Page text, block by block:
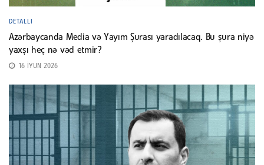
DETALLI
Azərbaycanda Media və Yayım Şurası yaradılacaq. Bu şura niyə
yaxşı heç nə vəd etmir?
16 İYUN 2026